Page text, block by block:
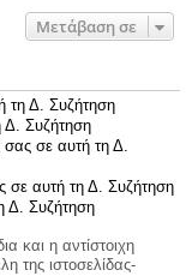
Μετάβαση σε
τη Δ. Συζήτηση
Δ. Συζήτηση
σας σε αυτή τη Δ.
σε αυτή τη Δ. Συζήτηση
Δ. Συζήτηση
και η αντίστοιχη
της ιστοσελίδας-